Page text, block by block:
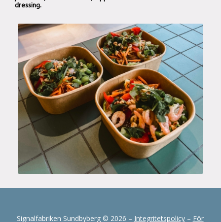
dressing.
Signalfabriken Sundbyberg © 2026 – Integritetspolicy– För